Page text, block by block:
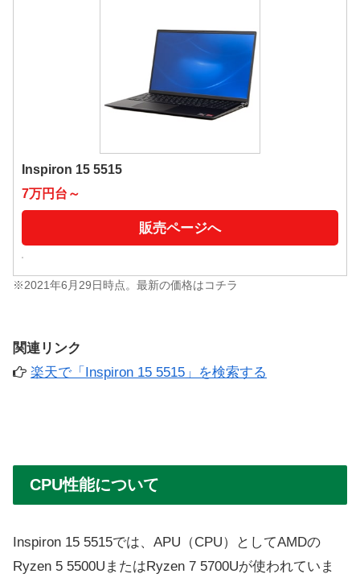
Inspiron 15 5515
7万円台～
販売ページへ
※2021年6月29日時点。最新の価格はコチラ
関連リンク
楽天で「Inspiron 15 5515」を検索する
CPU性能について
Inspiron 15 5515では、APU（CPU）としてAMDの
Ryzen 5 5500UまたはRyzen 7 5700Uが使われていま